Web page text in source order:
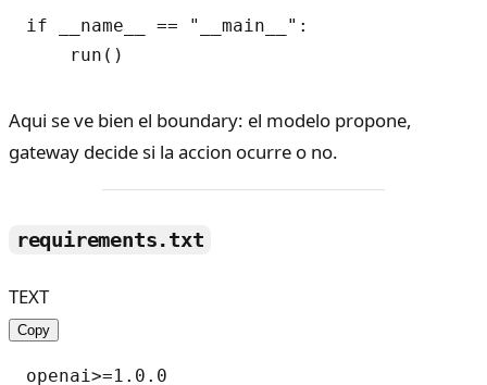
if __name__ == "__main__":
Aqui se ve bien el boundary: el modelo propone,
gateway decide si la accion ocurre o no.
requirements.txt
TEXT
Copy